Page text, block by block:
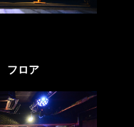
フロア